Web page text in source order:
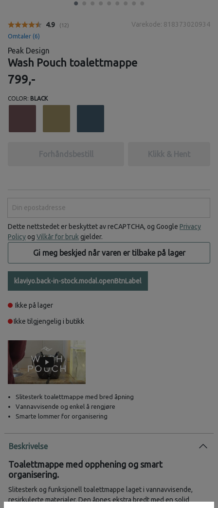
Gjennomsnittskarakter:
4.9 (stemmer:
12)
Omtaler (6)
Varekode: 818373020934
Peak Design
Wash Pouch toalettmappe
799,-
COLOR: BLACK
Forhåndsbestill Klikk & Hent
Dette nettstedet er beskyttet av reCAPTCHA, og Google Privacy
Policy og Vilkår for bruk gjelder.
Gi meg beskjed når varen er tilbake på lager
klaviyo.back-in-stock.modal.openBtnLabel
Ikke på lager
Ikke tilgjengelig i butikk
Slitesterk toalettmappe med bred åpning
Vannavvisende og enkel å rengjøre
Smarte lommer for organisering
Beskrivelse
Toalettmappe med opphening og smart
organisering.
Slitesterk og funksjonell toalettmappe laget i vannavvisende,
resirkulerte materialer. Den åpnes ekstra bredt med en solid